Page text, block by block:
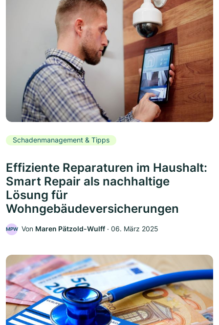
Schadenmanagement & Tipps
Effiziente Reparaturen im Haushalt:
Smart Repair als nachhaltige
Lösung für
Wohngebäudeversicherungen
MPW Von Maren Pätzold-Wulff ‧ 06. März 2025